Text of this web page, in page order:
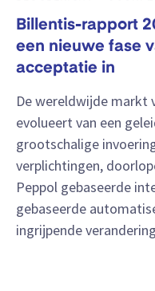
Billentis-rapport
een nieuwe fase
acceptatie in
De wereldwijde markt
evolueert van een
grootschalige
verplichtingen,
Peppol gebaseerde
gebaseerde
ingrijpende